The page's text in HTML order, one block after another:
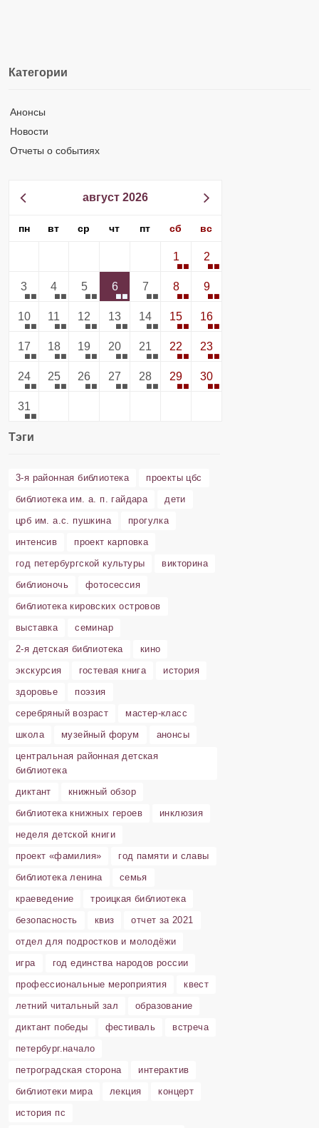
Категории
Анонсы
Новости
Отчеты о событиях
август 2026
пн вт ср чт пт сб вс
1 2
3 4 5 6 7 8 9
10 11 12 13 14 15 16
17 18 19 20 21 22 23
24 25 26 27 28 29 30
31
Тэги
3-я районная библиотека
проекты цбс
библиотека им. а. п. гайдара
дети
црб им. а.с. пушкина
прогулка
интенсив
проект карповка
год петербургской культуры
викторина
библионочь
фотосессия
библиотека кировских островов
выставка
семинар
2-я детская библиотека
кино
экскурсия
гостевая книга
история
здоровье
поэзия
серебряный возраст
мастер-класс
школа
музейный форум
анонсы
центральная районная детская
библиотека
диктант
книжный обзор
библиотека книжных героев
инклюзия
неделя детской книги
проект «фамилия»
год памяти и славы
библиотека ленина
семья
краеведение
троицкая библиотека
безопасность
квиз
отчет за 2021
отдел для подростков и молодёжи
игра
год единства народов россии
профессиональные мероприятия
квест
летний читальный зал
образование
диктант победы
фестиваль
встреча
петербург.начало
петроградская сторона
интерактив
библиотеки мира
лекция
концерт
история пс